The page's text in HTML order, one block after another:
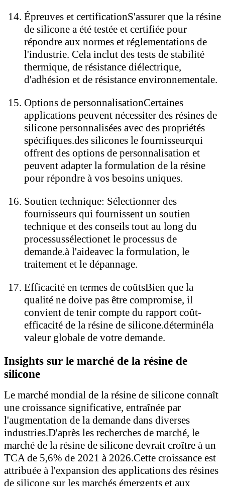
Épreuves et certificationS'assurer que la résine
de silicone a été testée et certifiée pour
répondre aux normes et réglementations de
l'industrie. Cela inclut des tests de stabilité
thermique, de résistance diélectrique,
d'adhésion et de résistance environnementale.
Options de personnalisationCertaines
applications peuvent nécessiter des résines de
silicone personnalisées avec des propriétés
spécifiques.des silicones le fournisseurqui
offrent des options de personnalisation et
peuvent adapter la formulation de la résine
pour répondre à vos besoins uniques.
Soutien technique: Sélectionner des
fournisseurs qui fournissent un soutien
technique et des conseils tout au long du
processussélectionet le processus de
demande.à l'aideavec la formulation, le
traitement et le dépannage.
Efficacité en termes de coûtsBien que la
qualité ne doive pas être compromise, il
convient de tenir compte du rapport coût-
efficacité de la résine de silicone.déterminéla
valeur globale de votre demande.
Insights sur le marché de la résine de
silicone
Le marché mondial de la résine de silicone connaît
une croissance significative, entraînée par
l'augmentation de la demande dans diverses
industries.D'après les recherches de marché, le
marché de la résine de silicone devrait croître à un
TCA de 5,6% de 2021 à 2026.Cette croissance est
attribuée à l'expansion des applications des résines
de silicone sur les marchés émergents et aux